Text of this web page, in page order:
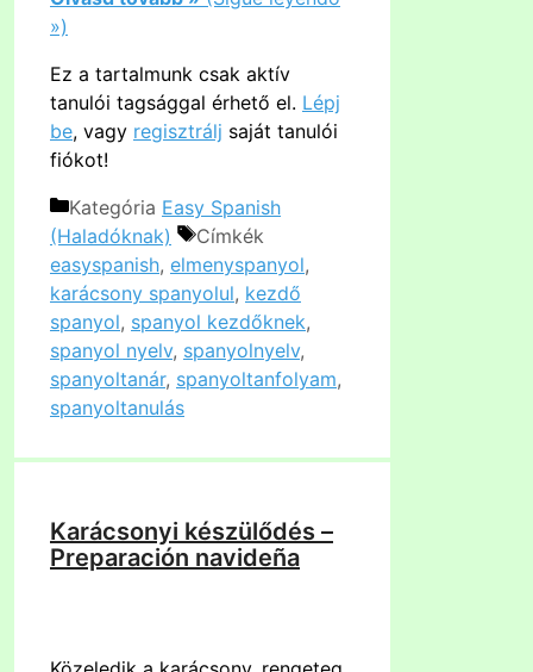
»)
Ez a tartalmunk csak aktív
tanulói tagsággal érhető el. Lépj
be, vagy regisztrálj saját tanulói
fiókot!
Kategória Easy Spanish
(Haladóknak)
Címkék
easyspanish, elmenyspanyol,
karácsony spanyolul, kezdő
spanyol, spanyol kezdőknek,
spanyol nyelv, spanyolnyelv,
spanyoltanár, spanyoltanfolyam,
spanyoltanulás
Karácsonyi készülődés –
Preparación navideña